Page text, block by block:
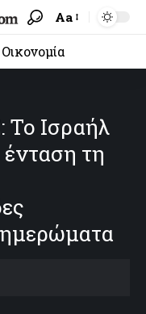
Aa
Οικονομία
Ισραήλ
ένταση τη